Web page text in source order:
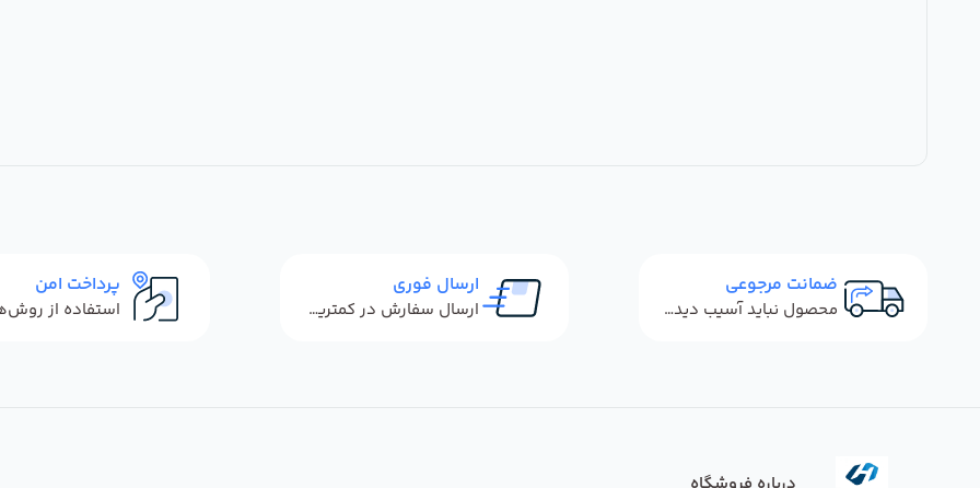
ضمانت مرجوعی
محصول نباید آسیب دیده باشد
ارسال فوری
ارسال سفارش در کمترین زمان ممکن
پرداخت امن